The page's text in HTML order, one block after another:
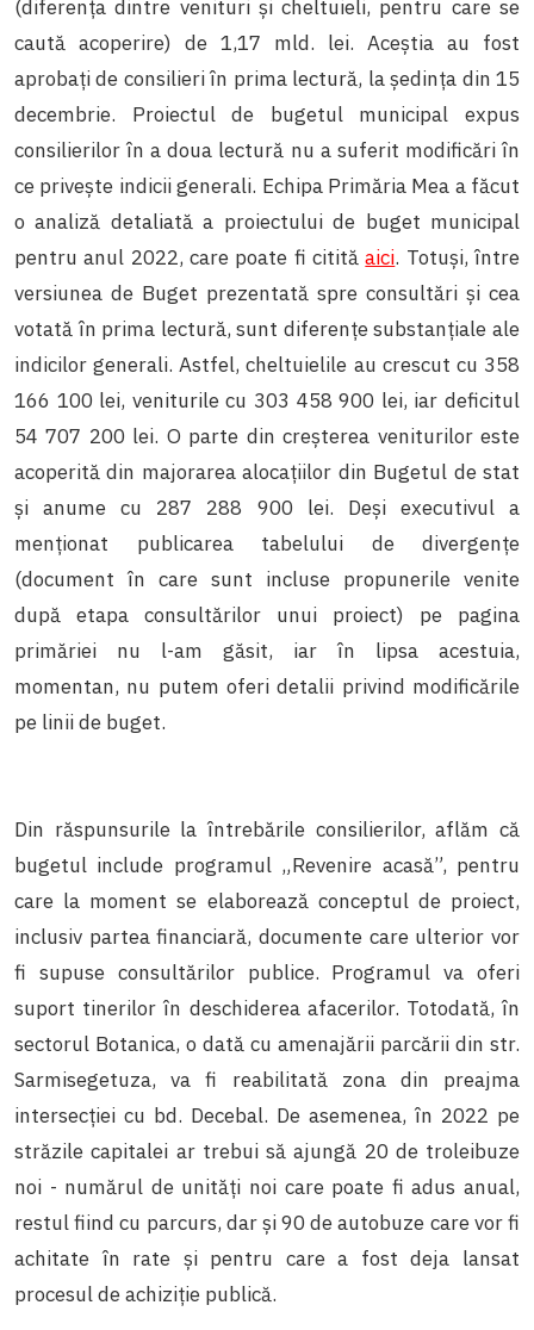
(diferența dintre venituri și cheltuieli, pentru care se
caută acoperire) de 1,17 mld. lei. Aceștia au fost
aprobați de consilieri în prima lectură, la ședința din 15
decembrie. Proiectul de bugetul municipal expus
consilierilor în a doua lectură nu a suferit modificări în
ce privește indicii generali. Echipa Primăria Mea a făcut
o analiză detaliată a proiectului de buget municipal
pentru anul 2022, care poate fi citităaici. Totuși, între
versiunea de Buget prezentată spre consultări și cea
votată în prima lectură, sunt diferențe substanțiale ale
indicilor generali. Astfel, cheltuielile au crescut cu 358
166 100 lei, veniturile cu 303 458 900 lei, iar deficitul
54 707 200 lei. O parte din creșterea veniturilor este
acoperită din majorarea alocațiilor din Bugetul de stat
și anume cu 287 288 900 lei. Deși executivul a
menționat publicarea tabelului de divergențe
(document în care sunt incluse propunerile venite
după etapa consultărilor unui proiect) pe pagina
primăriei nu l-am găsit, iar în lipsa acestuia,
momentan, nu putem oferi detalii privind modificările
pe linii de buget.
Din răspunsurile la întrebările consilierilor, aflăm că
bugetul include programul „Revenire acasă”, pentru
care la moment se elaborează conceptul de proiect,
inclusiv partea financiară, documente care ulterior vor
fi supuse consultărilor publice. Programul va oferi
suport tinerilor în deschiderea afacerilor. Totodată, în
sectorul Botanica, o dată cu amenajării parcării din str.
Sarmisegetuza, va fi reabilitată zona din preajma
intersecției cu bd. Decebal. De asemenea, în 2022 pe
străzile capitalei ar trebui să ajungă 20 de troleibuze
noi - numărul de unități noi care poate fi adus anual,
restul fiind cu parcurs, dar și 90 de autobuze care vor fi
achitate în rate și pentru care a fost deja lansat
procesul de achiziție publică.